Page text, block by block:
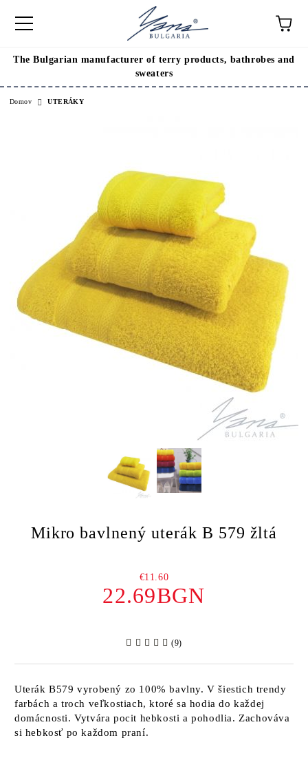
The Bulgarian manufacturer of terry products, bathrobes and
sweaters
Domov UTERÁKY
Mikro bavlnený uterák B 579 žltá
€11.60
22.69BGN
(9)
Uterák B579 vyrobený zo 100% bavlny. V šiestich trendy
farbách a troch veľkostiach, ktoré sa hodia do každej
domácnosti. Vytvára pocit hebkosti a pohodlia. Zachováva
si hebkosť po každom praní.